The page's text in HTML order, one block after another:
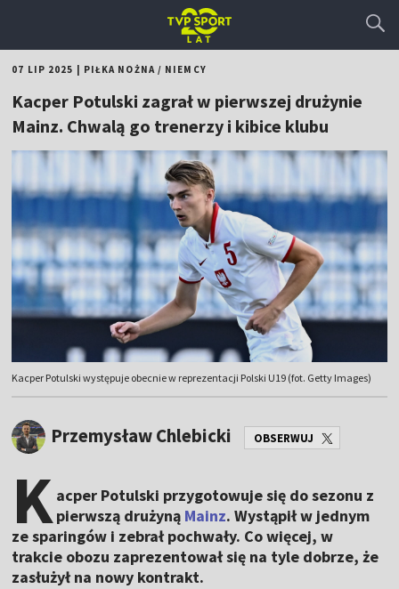
07 LIP 2025 PIŁKA NOŻNA/ NIEMCY
Kacper Potulski zagrał w pierwszej drużynie
Mainz. Chwalą go trenerzy i kibice klubu
Kacper Potulski występuje obecnie w reprezentacji Polski U19 (fot. Getty Images)
Przemysław Chlebicki OBSERWUJ
Kacper Potulski przygotowuje się do sezonu z
pierwszą drużyną Mainz. Wystąpił w jednym
ze sparingów i zebrał pochwały. Co więcej, w
trakcie obozu zaprezentował się na tyle dobrze, że
zasłużył na nowy kontrakt.